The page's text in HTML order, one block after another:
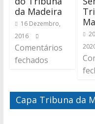
da Madeira
16 Dezembro,
2016
Comentários
fechados
Capa Tribuna da